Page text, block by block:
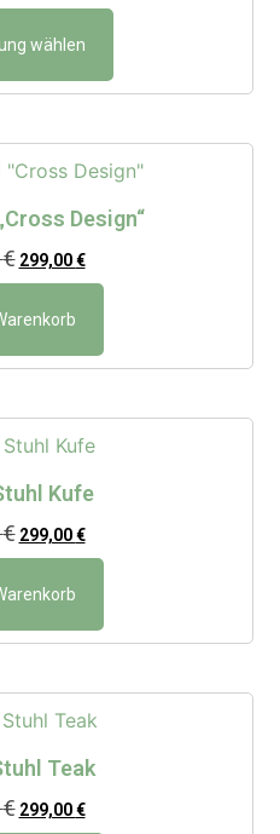
wählen
Design“
€ 299,00€
Kufe
€ 299,00€
Teak
€ 299,00€